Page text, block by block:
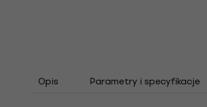
Opis Parametry i specyfikacje